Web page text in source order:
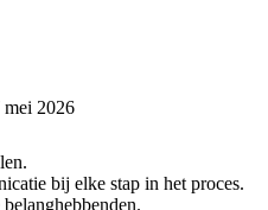
mei 2026
bij elke stap in het proces.